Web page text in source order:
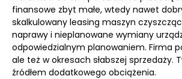
finansowe zbyt małe, wtedy nawet
skalkulowany leasing maszyn
naprawy i nieplanowane wymiany
odpowiedzialnym planowaniem. Firma
ale też w okresach słabszej
źródłem dodatkowego obciążenia.